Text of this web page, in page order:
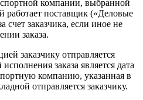
компании, выбранной
работает поставщик («Деловые
заказчика, если иное не
заказа.
заказчику отправляется
заказа является дата
компанию, указанная в
отправляется заказчику.